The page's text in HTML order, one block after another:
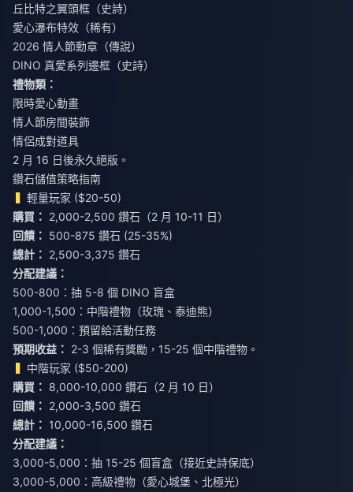
丘比特之翼頭框（史詩）
愛心瀑布特效（稀有）
2026 情人節勳章（傳說）
DINO 真愛系列邊框（史詩）
禮物類：
限時愛心動畫
情人節房間裝飾
情侶成對道具
2 月 16 日後永久絕版。
鑽石儲值策略指南
輕量玩家 ($20-50)
購買：
回饋：
總計： 2,500-3,375 鑽石
分配建議：
500-800：抽 5-8 個 DINO 盲盒
1,000-1,500：中階禮物（玫瑰、泰迪熊）
500-1,000：預留給活動任務
預期收益： 2-3 個稀有獎勵，15-25 個中階禮物。
中階玩家 ($50-200)
購買：
回饋：
總計： 10,000-16,500 鑽石
分配建議：
3,000-5,000：抽 15-25 個盲盒（接近史詩保底）
3,000-5,000：高級禮物（愛心城堡、北極光）